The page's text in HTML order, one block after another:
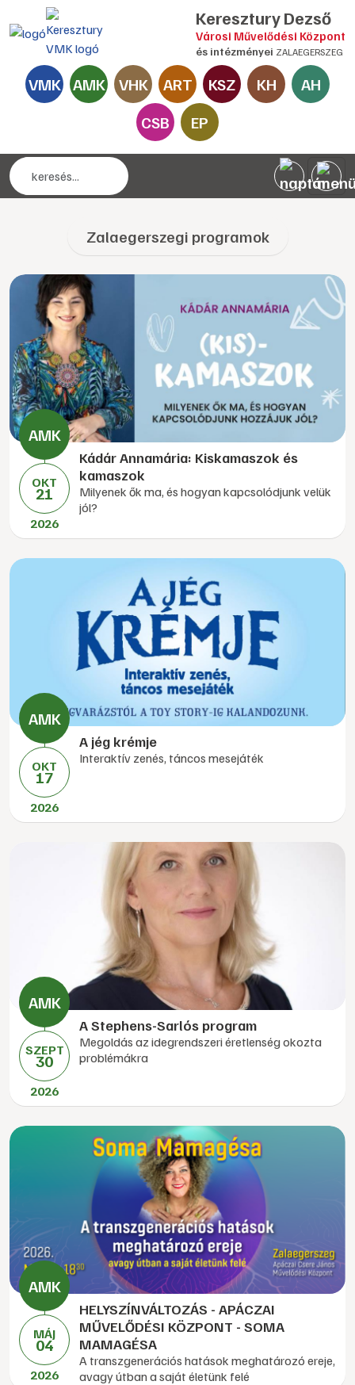
Keresztury Dezső
Városi Művelődési Központ
és intézményei ZALAEGERSZEG
VMK AMK VHK ART KSZ KH
AH
CSB
EP
Zalaegerszegi programok
OKT
21
2026
Kádár Annamária: Kiskamaszok és
kamaszok
Milyenek ők ma, és hogyan kapcsolódjunk velük
jól?
OKT
17
2026
A jég krémje
Interaktív zenés, táncos mesejáték
SZEPT
30
2026
A Stephens-Sarlós program
Megoldás az idegrendszeri éretlenség okozta
problémákra
MÁJ
04
2026
HELYSZÍNVÁLTOZÁS - APÁCZAI
MŰVELŐDÉSI KÖZPONT - SOMA
MAMAGÉSA
A transzgenerációs hatások meghatározó ereje,
avagy útban a saját életünk felé